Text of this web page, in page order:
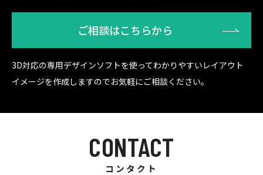
ご相談はこちらから
3D対応の専用デザインソフトを使ってわかりやすいレイアウト
イメージを作成しますのでお気軽にご相談ください。
CONTACT
コンタクト